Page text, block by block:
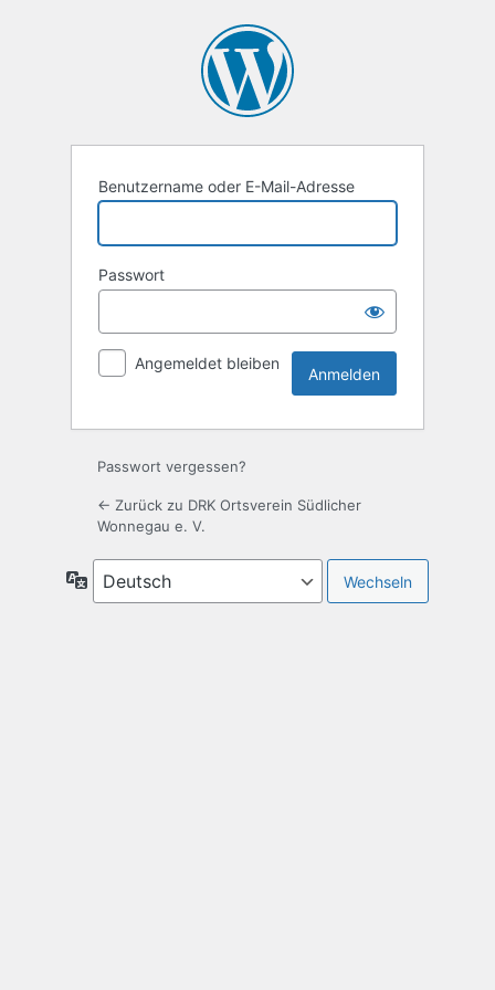
Benutzername oder E-Mail-Adresse
Passwort
Angemeldet bleiben
Passwort vergessen?
← Zurück zu DRK Ortsverein Südlicher
Wonnegau e. V.
Sprache